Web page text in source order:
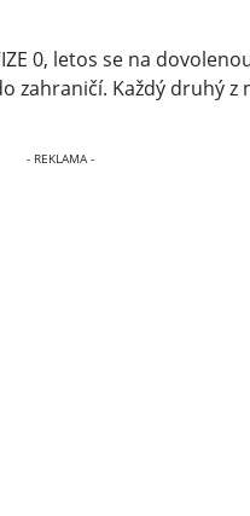
0, letos se na
zahraničí. Každý druhý z